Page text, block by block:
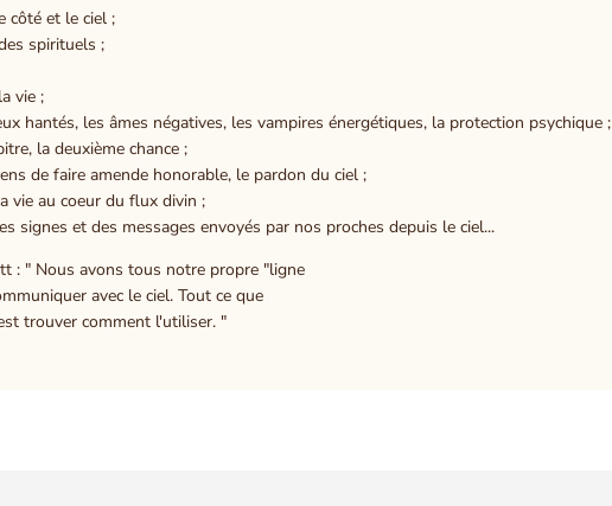
côté et le ciel ;
spirituels ;
vie ;
hantés, les âmes négatives, les vampires énergétiques, la protection psychique ;
la deuxième chance ;
de faire amende honorable, le pardon du ciel ;
vie au coeur du flux divin ;
signes et des messages envoyés par nos proches depuis le ciel...
: " Nous avons tous notre propre "ligne
avec le ciel. Tout ce que
trouver comment l'utiliser. "